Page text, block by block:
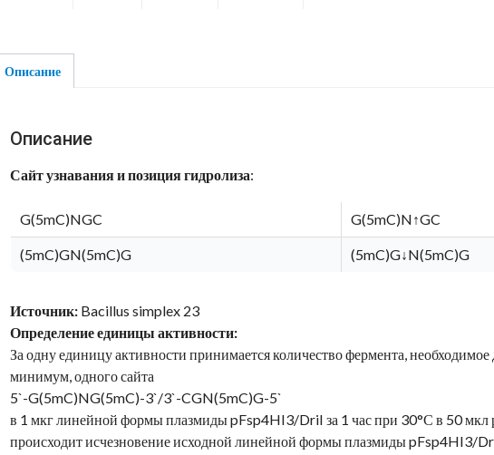
Описание
Описание
Сайт узнавания и позиция гидролиза:
G(5mC)NGC G(5mC)N↑GC
(5mC)GN(5mC)G (5mC)G↓N(5mC)G
Источник: Bacillus simplex 23
Определение единицы активности:
За одну единицу активности принимается количество фермента, необходимое
минимум, одного сайта
5`-G(5mC)NG(5mC)-3`/3`-CGN(5mC)G-5`
в 1 мкг линейной формы плазмиды pFsp4HI3/DriI за 1 час при 30°С в 50 мкл
происходит исчезновение исходной линейной формы плазмиды pFsp4HI3/